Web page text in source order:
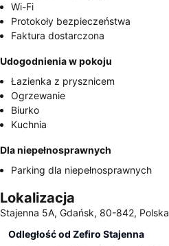
Wi-Fi
Protokoły bezpieczeństwa
Faktura dostarczona
Udogodnienia w pokoju
Łazienka z prysznicem
Ogrzewanie
Biurko
Kuchnia
Dla niepełnosprawnych
Parking dla niepełnosprawnych
Lokalizacja
Stajenna 5A, Gdańsk, 80-842, Polska
Odległość od Zefiro Stajenna